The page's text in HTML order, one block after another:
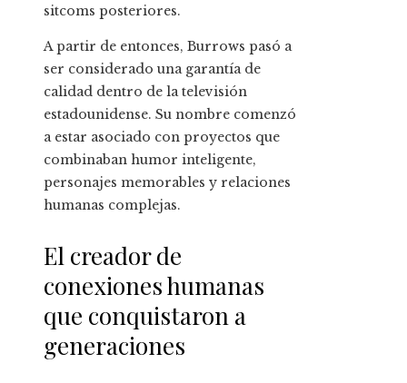
sitcoms posteriores.
A partir de entonces, Burrows pasó a
ser considerado una garantía de
calidad dentro de la televisión
estadounidense. Su nombre comenzó
a estar asociado con proyectos que
combinaban humor inteligente,
personajes memorables y relaciones
humanas complejas.
El creador de
conexiones humanas
que conquistaron a
generaciones